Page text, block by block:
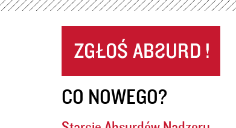
CO NOWEGO?